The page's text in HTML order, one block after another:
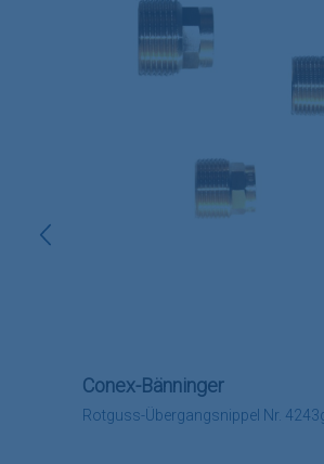
Rotguss-Übergangsnippel Nr.
Conex-Bänninger